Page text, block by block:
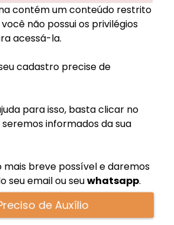
contém um conteúdo restrito
não possui os privilégios
acessá-la.
cadastro precise de
para isso, basta clicar no
informados da sua
mais breve possível e daremos
seu emailou seuwhatsapp.
de Auxílio